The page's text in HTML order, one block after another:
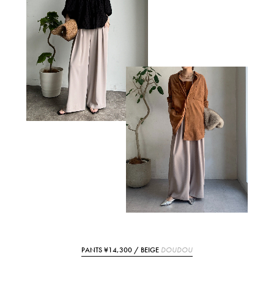
PANTS ¥14,300 / BEIGE DOUDOU